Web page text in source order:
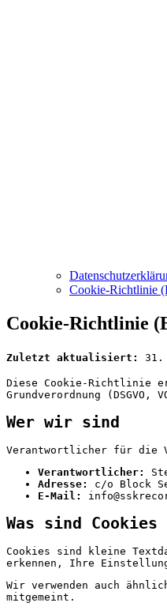
Cookie-Richtlinie
Cookie-Richtlinie
Zuletzt aktualisiert: 31.
Diese Cookie-Richtlinie
Grundverordnung
Wer wir sind
Verantwortlicher für die
Verantwortlicher:
Adresse:
c/o Block
E-Mail:
Was sind Cookies
Cookies sind kleine
erkennen, Ihre
Wir verwenden auch
mitgemeint.